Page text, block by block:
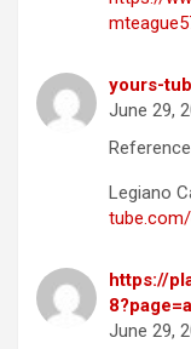
yours-
June 29,
Legiano
https://
June 29,